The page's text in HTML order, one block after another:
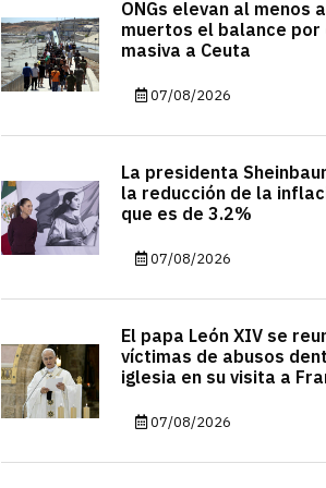
ONGs elevan al menos
muertos el balance
masiva a Ceuta
07/08/2026
La presidenta
la reducción de la
que es de 3.2%
07/08/2026
El papa León XIV se
víctimas de abusos
iglesia en su visita a
07/08/2026